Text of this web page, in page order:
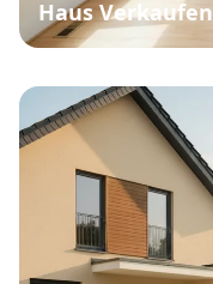
Haus Verkaufen